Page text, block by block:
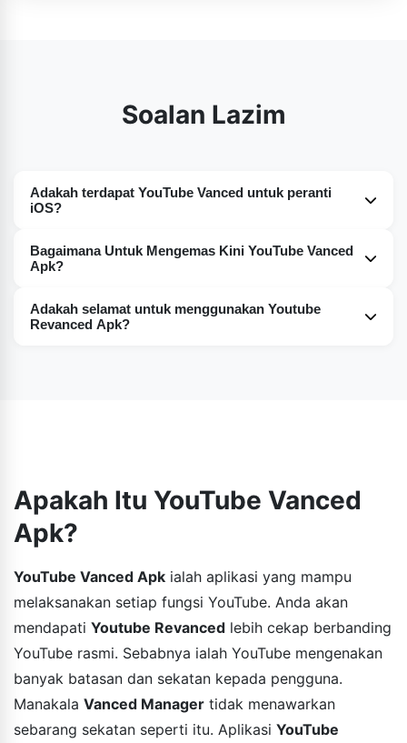
Soalan Lazim
Adakah terdapat YouTube Vanced untuk peranti
iOS?
menemui versi YouTube Vanced sedemikian untuk
peranti Android.
Bagaimana Untuk Mengemas Kini YouTube Vanced
Apk?
dengan mudah pada peranti anda. Saya telah
Adakah selamat untuk menggunakan Youtube
Revanced Apk?
Apakah Itu YouTube Vanced
Apk?
YouTube Vanced Apk ialah aplikasi yang mampu
melaksanakan setiap fungsi YouTube. Anda akan
mendapati Youtube Revanced lebih cekap berbanding
YouTube rasmi. Sebabnya ialah YouTube mengenakan
banyak batasan dan sekatan kepada pengguna.
Manakala Vanced Manager tidak menawarkan
sebarang sekatan seperti itu. Aplikasi YouTube